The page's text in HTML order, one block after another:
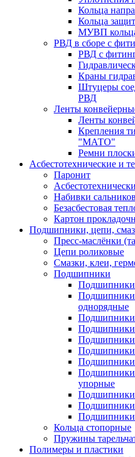
Кольца
Кольца
МУВП
РВД в сборе с
РВД с
Краны
Штуцеры
РВД
Ленты
Ленты
Крепления
"МАТО"
Ремни
Асбестотехнические и
Паронит
Набивки
Безасбестовая
Картон
Подшипники, цепи,
Пресс-маслёнки
Цепи роликовые
Смазки, клеи,
Подшипники
Подшипники
однорядные
Подшипники
Подшипники
Подшипники
Подшипники
упорные
Подшипники
Подшипники
Подшипники
Кольца стопорные
Пружины
Полимеры и пластики